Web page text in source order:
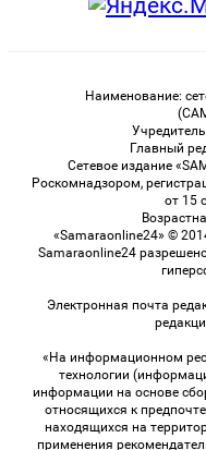
Наименование:
Главный
Сетевое издание
Роскомнадзором,
от 15
«Samaraonline24» ©
Samaraonline24
Электронная почта
«На информационном
технологии
информации на основе
относящихся к
находящихся на
применения